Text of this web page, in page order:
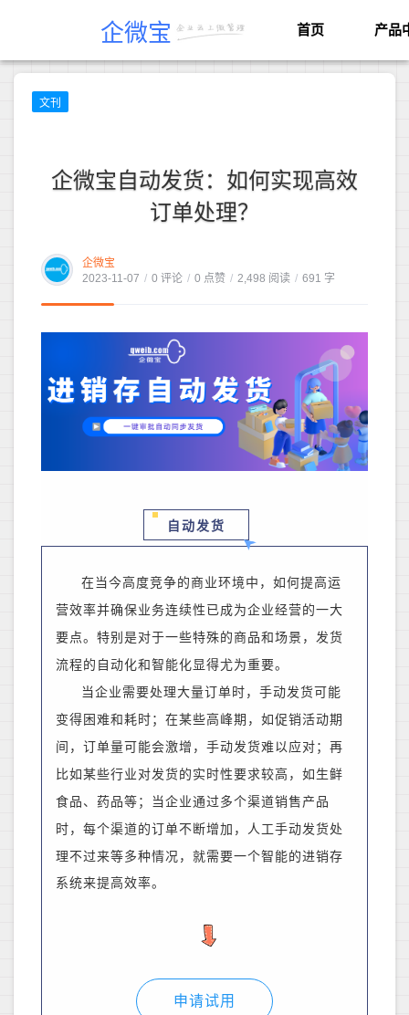
企微宝 首页 产品
文刊
企微宝自动发货：如何实现高效
订单处理？
企微宝
2023-11-07 / 0 评论 / 0 点赞 / 2,498 阅读 / 691 字
自动发货
在当今高度竞争的商业环境中，如何提高运
营效率并确保业务连续性已成为企业经营的一大
要点。特别是对于一些特殊的商品和 场景，发货
流程的自动化和智能化显得尤为重要。
当企业需要处理大量订单时，手动发货可能
变得困难和耗时 ； 在某些高峰期，如促销活动期
间，订单量可能会激增，手动发货难以应对 ； 再
比如 某些行业对发货的实时性要求较高，如生鲜
食品、药品等 ；
当企业通过多个渠道销售产品
时，每个渠道的订单不断增加，人工手动发货处
理不过来等多种情况，就需要一个智能的进销存
系统来提高效率。
申请试用